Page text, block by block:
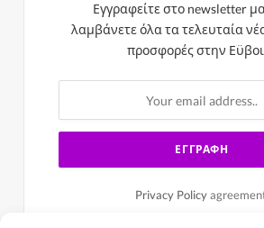
Εγγραφείτε στο newsletter
λαμβάνετε όλα τα τελευταία
προσφορές στην
Privacy Policy